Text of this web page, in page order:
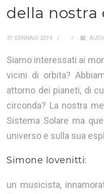
della nostra
31 GENNAIO 2019
Siamo interessati ai
vicini di orbita?
attorno dei pianeti, di
circonda? La nostra
Sistema Solare ma
universo e sulla sua
Simone Iovenitti:
un musicista,